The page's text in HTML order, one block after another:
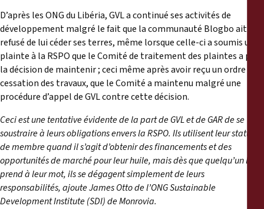
D’après les ONG du Libéria, GVL a continué ses activités de
développement malgré le fait que la communauté Blogbo ait
refusé de lui céder ses terres, même lorsque celle-ci a soumis une
plainte à la RSPO que le Comité de traitement des plaintes a pris
la décision de maintenir ; ceci même après avoir reçu un ordre de
cessation des travaux, que le Comité a maintenu malgré une
procédure d’appel de GVL contre cette décision.
Ceci est une tentative évidente de la part de GVL et de GAR de se
soustraire à leurs obligations envers la RSPO. Ils utilisent leur statut
de membre quand il s’agit d’obtenir des financements et des
opportunités de marché pour leur huile, mais dès que quelqu’un les
prend à leur mot, ils se dégagent simplement de leurs
responsabilités,ajoute James Otto de l’ONG Sustainable
Development Institute (SDI) de Monrovia.